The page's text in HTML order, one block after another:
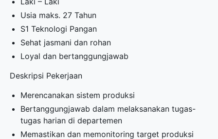
Usia maks. 27 Tahun
S1 Teknologi Pangan
Sehat jasmani dan rohan
Loyal dan bertanggungjawab
Deskripsi Pekerjaan
Merencanakan sistem produksi
Bertanggungjawab dalam melaksanakan tugas-
tugas harian di departemen
Memastikan dan memonitoring target produksi